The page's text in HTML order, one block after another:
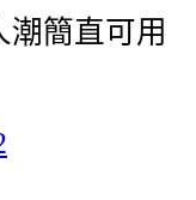
簡直可用